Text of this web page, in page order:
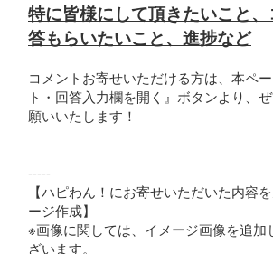
特に皆様にして頂きたいこと
答もらいたいこと、進捗など
コメントお寄せいただける方は、本ペ
ト・回答入力欄を開く』ボタンより、
願いいたします！
-----
【ハピわん！にお寄せいただいた内容
ージ作成】
※画像に関しては、イメージ画像を追加
ざいます。